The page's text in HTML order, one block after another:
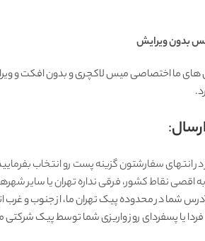
ما اختصاصی میس لاکچری و بدون افکت و
:
در انتهای سفارشتون گزینه پست رو انتخاب
اقصی نقاط کشور، فرقی نداره تهران یا سایر
شما در محدوده پیک تهران ما، از جنوب و غرب
روز واريزى شما توسط پیک شرکتی ما بين ساعت ۱۵ تا ٢٠